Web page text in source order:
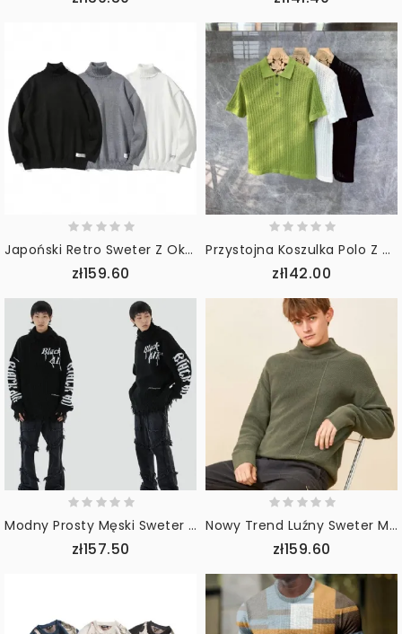
Japoński Retro Sweter Z Okrągłym Dekoltem Dla Mężczyzn
zł159.60
Przystojna Koszulka Polo Z Wysokiej Jakości Dzianiny Z Krótkim Rękawem
zł142.00
Modny Prosty Męski Sweter Z Golfem
zł157.50
Nowy Trend Luźny Sweter Męski Sweter
zł159.60